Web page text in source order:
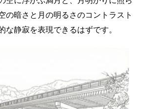
の暗さと月の明るさのコントラスト
な静寂を表現できるはずです。